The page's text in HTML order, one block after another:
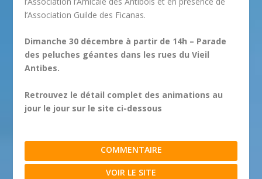
l’Association Guilde des Ficanas.
Dimanche 30 décembre à partir de 14h – Parade
des peluches géantes dans les rues du Vieil
Antibes.
Retrouvez le détail complet des animations au
jour le jour sur le site ci-dessous
COMMENTAIRE
VOIR LE SITE